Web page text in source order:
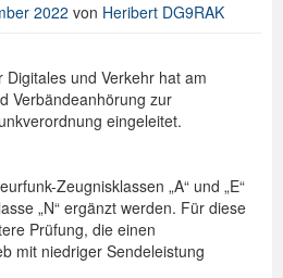
2022 von Heribert DG9RAK
und Verkehr hat am
Verbändeanhörung zur
eingeleitet.
Zeugnisklassen „A“ und „E“
„N“ ergänzt werden. Für diese
Prüfung, die einen
mit niedriger Sendeleistung